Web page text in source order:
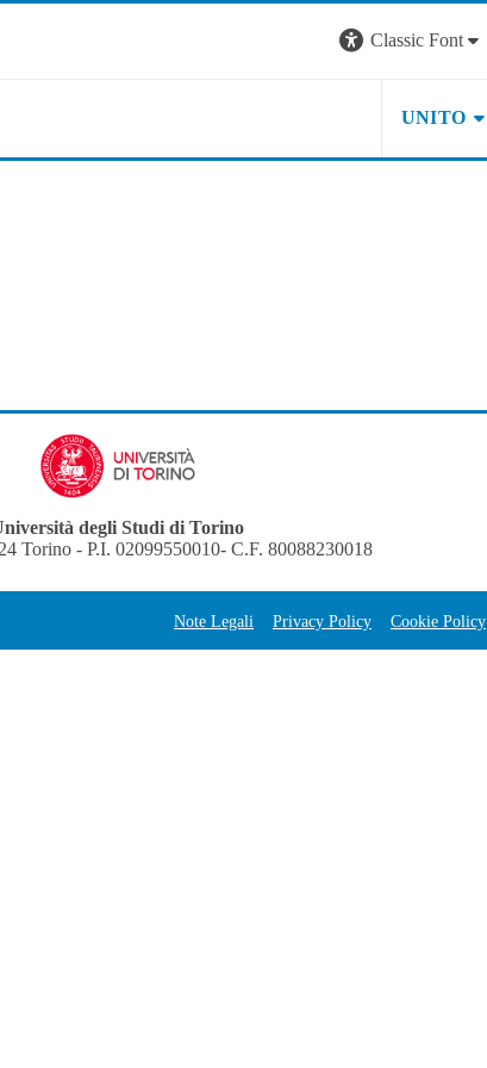
Classic Font
UNITO
degli Studi di Torino
Torino - P.I. 02099550010- C.F. 80088230018
Note Legali Privacy Policy Cookie Policy